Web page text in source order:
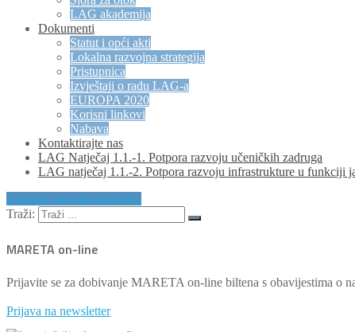
LAG akademija
Dokumenti
Statut i opći akti
Lokalna razvojna strategija
Pristupnica
Izvještaji o radu LAG-a
EUROPA 2020
Korisni linkovi
Nabava
Kontaktirajte nas
LAG Natječaj 1.1.-1. Potpora razvoju učeničkih zadruga
LAG natječaj 1.1.-2. Potpora razvoju infrastrukture u funkciji
Lokalna razvojna strategija
Traži:
MARETA on-line
Prijavite se za dobivanje MARETA on-line biltena s obavijestima o
Prijava na newsletter